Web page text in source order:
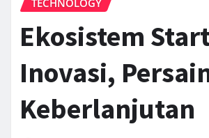
Ekosistem
Inovasi,
Keberlanjutan